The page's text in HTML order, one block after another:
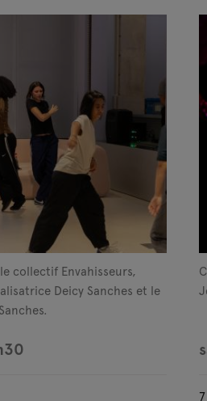
collectif Envahisseurs,
Deicy Sanches et le